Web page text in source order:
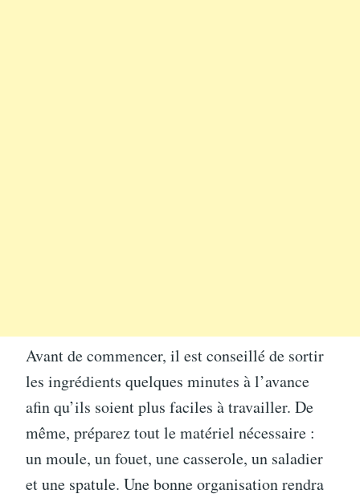
Avant de commencer, il est conseillé de sortir
les ingrédients quelques minutes à l’avance
afin qu’ils soient plus faciles à travailler. De
même, préparez tout le matériel nécessaire :
un moule, un fouet, une casserole, un saladier
et une spatule. Une bonne organisation rendra